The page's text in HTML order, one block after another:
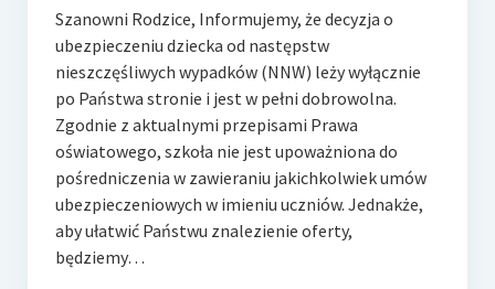
Szanowni Rodzice, Informujemy, że decyzja o
ubezpieczeniu dziecka od następstw
nieszczęśliwych wypadków (NNW) leży wyłącznie
po Państwa stronie i jest w pełni dobrowolna.
Zgodnie z aktualnymi przepisami Prawa
oświatowego, szkoła nie jest upoważniona do
pośredniczenia w zawieraniu jakichkolwiek umów
ubezpieczeniowych w imieniu uczniów. Jednakże,
aby ułatwić Państwu znalezienie oferty,
będziemy…